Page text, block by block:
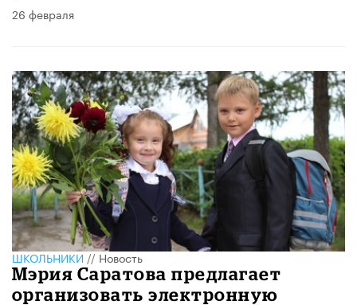
26 февраля
ШКОЛЬНИКИ//Новость
Мэрия Саратова предлагает
организовать электронную